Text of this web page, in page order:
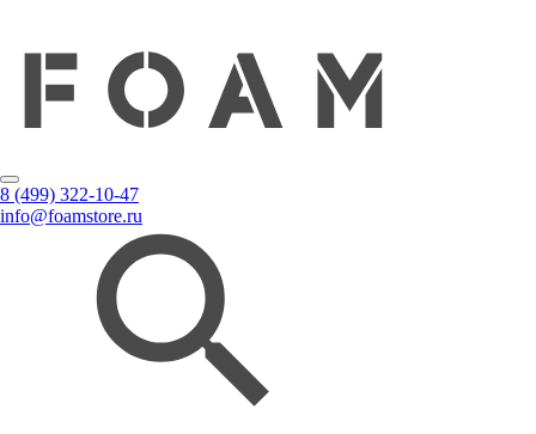
8 (499) 322-10-47
info@foamstore.ru